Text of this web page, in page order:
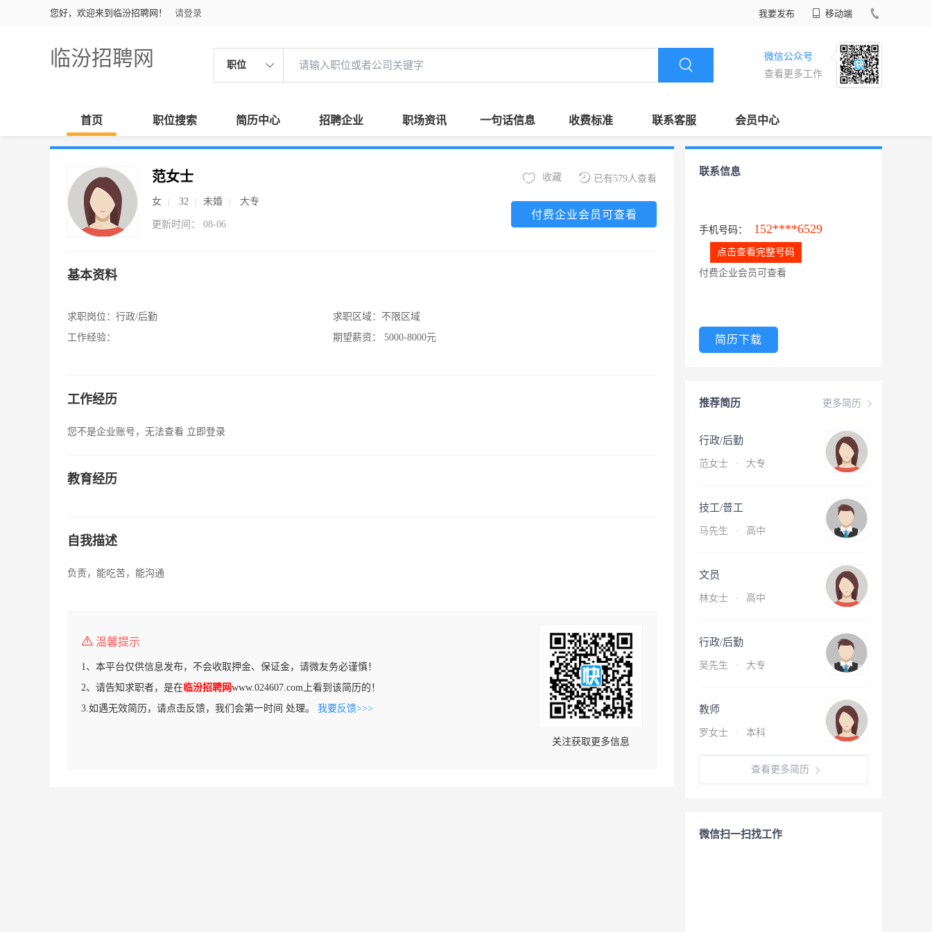
您好，欢迎来到临汾招聘网！ 请登录 我要发布 移动端
临汾招聘网 职位
微信公众号
查看更多工作
首页 职位搜索 简历中心 招聘企业 职场资讯 一句话信息 收费标准 联系客服 会员中心
范女士
女 32 未婚 大专
更新时间： 08-06
已有579人查看
收藏
付费企业会员可查看
基本资料
求职岗位： 行政/后勤
工作经验：
求职区域： 不限区域
期望薪资：
5000-8000元
工作经历
您不是企业账号，无法查看 立即登录
教育经历
自我描述
负责，能吃苦，能沟通
温馨提示
1、本平台仅供信息发布，不会收取押金、保证金，请微友务必谨慎！
2、请告知求职者，是在 临汾招聘网www.024607.com上看到该简历的！
3.如遇无效简历，请点击反馈，我们会第一时间 处理。 我要反馈>>>
关注获取更多信息
联系信息
手机号码： 152****6529
点击查看完整号码
付费企业会员可查看
简历下载
更多简历
推荐简历
行政/后勤
范女士 · 大专
技工/普工
马先生 · 高中
文员
林女士 · 高中
行政/后勤
吴先生 · 大专
教师
罗女士 · 本科
查看更多简历
微信扫一扫找工作